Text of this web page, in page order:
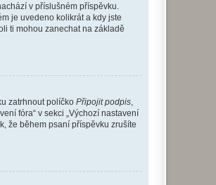
v příslušném příspěvku.
je uvedeno kolikrát a kdy jste
ti mohou zanechat na základě
zatrhnout políčko Připojit podpis
fóra“ v sekci „Výchozí nastavení
že během psaní příspěvku zrušíte